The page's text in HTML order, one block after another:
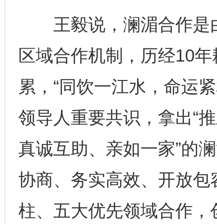
王毅说，澜湄合作是
区域合作机制，历经10
累，“同饮一江水，命运
领导人重要共识，拿出“
真诚互助、亲如一家”的
协商、务实高效、开放包
柱、五大优先领域合作，